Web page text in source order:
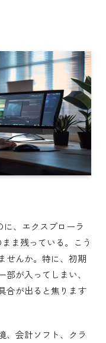
に、エクスプローラ
ま残っている。こう
せんか。特に、初期
が入ってしまい、
合が出ると焦ります
、会計ソフト、クラ